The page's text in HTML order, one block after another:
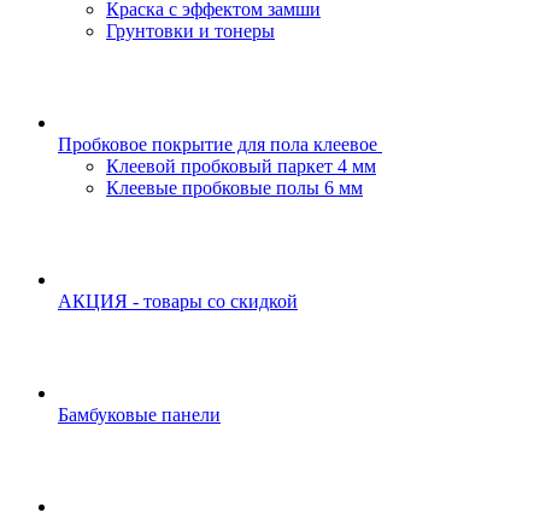
Краска с эффектом замши
Грунтовки и тонеры
Пробковое покрытие для пола клеевое
Клеевой пробковый паркет 4 мм
Клеевые пробковые полы 6 мм
АКЦИЯ - товары со скидкой
Бамбуковые панели